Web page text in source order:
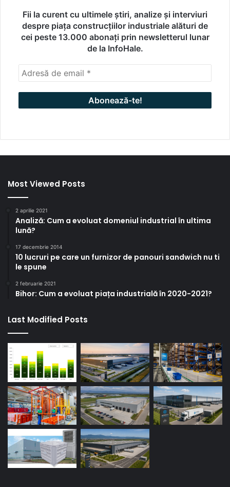
Fii la curent cu ultimele știri, analize și interviuri
despre piața construcțiilor industriale alături de
cei peste 13.000 abonați prin newsletterul lunar
de la InfoHale.
Most Viewed Posts
2 aprilie 2021
Analiză: Cum a evoluat domeniul industrial în ultima
lună?
17 decembrie 2014
10 lucruri pe care un furnizor de panouri sandwich nu ti
le spune
2 februarie 2021
Bihor: Cum a evoluat piața industrială în 2020-2021?
Last Modified Posts